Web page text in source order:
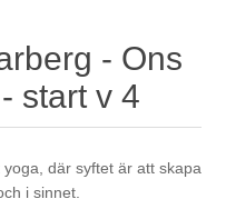
- Ons
start v 4
där syftet är att skapa
i sinnet.